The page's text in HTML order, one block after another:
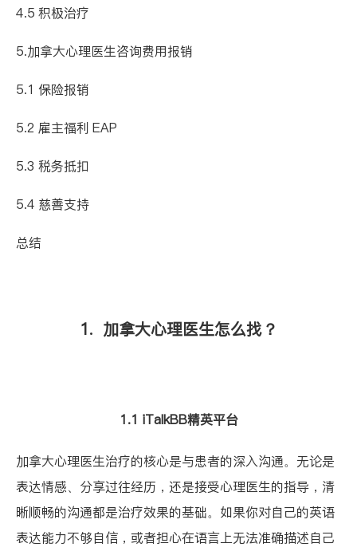
4.5 积极治疗
5.加拿大心理医生咨询费用报销
5.1 保险报销
5.2 雇主福利 EAP
5.3 税务抵扣
5.4 慈善支持
总结
1. 加拿大心理医生怎么找？
1.1 iTalkBB精英平台
加拿大心理医生治疗的核心是与患者的深入沟通。无论是
表达情感、分享过往经历，还是接受心理医生的指导，清
晰顺畅的沟通都是治疗效果的基础。如果你对自己的英语
表达能力不够自信，或者担心在语言上无法准确描述自己